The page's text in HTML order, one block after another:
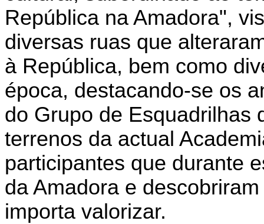
República na Amadora",
diversas ruas que
à República, bem como
época, destacando-se os
do Grupo de Esquadrilhas
terrenos da actual
participantes que durante
da Amadora e
importa valorizar.